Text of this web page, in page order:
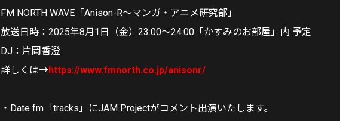
FM NORTH WAVE「Anison-R～マンガ・アニメ研究部」
放送日時：2025年8月1日（金）23:00～24:00「かすみのお部屋」内 予定
DJ：片岡香澄
詳しくは→https://www.fmnorth.co.jp/anisonr/
・Date fm「tracks」にJAM Projectがコメント出演いたします。